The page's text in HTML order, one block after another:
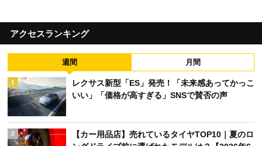
アクセスランキング
週間 月間
1
レクサス新型「ES」発売！「未来感あってかっこ
いい」「価格が高すぎる」SNSで賛否の声
2
【カー用品店】売れているタイヤTOP10｜夏のロ